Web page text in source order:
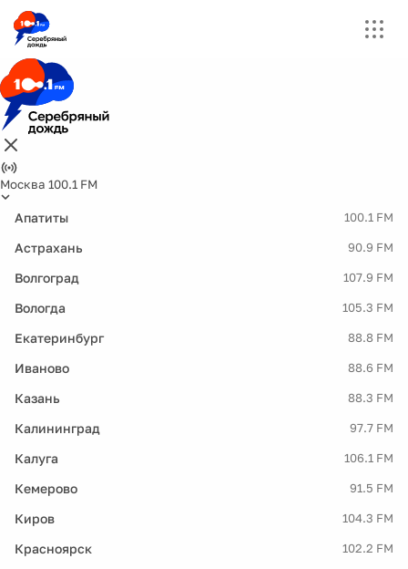
Москва 100.1 FM
Апатиты 100.1 FM
Астрахань 90.9 FM
Волгоград 107.9 FM
Вологда 105.3 FM
Екатеринбург 88.8 FM
Иваново 88.6 FM
Казань 88.3 FM
Калининград 97.7 FM
Калуга 106.1 FM
Кемерово 91.5 FM
Киров 104.3 FM
Красноярск 102.2 FM